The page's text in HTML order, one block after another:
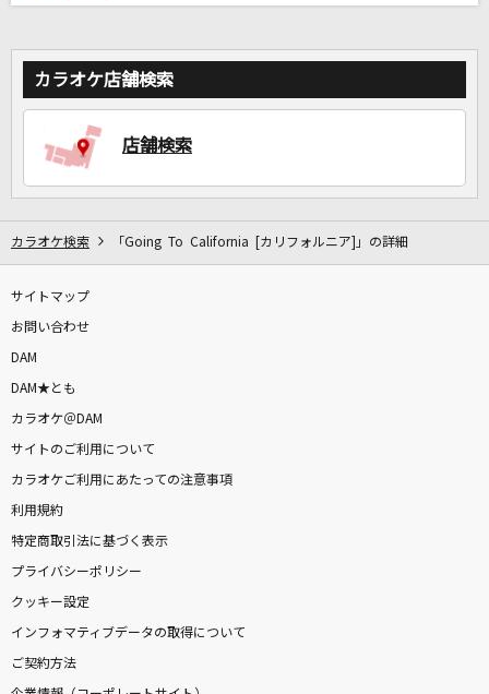
カラオケをもっと楽しもう！
カラオケ店舗検索
店舗検索
カラオケ検索 「Going To California [カリフォルニア]」の詳細
サイトマップ
お問い合わせ
DAM
DAM★とも
カラオケ＠DAM
サイトのご利用について
カラオケご利用にあたっての注意事項
利用規約
特定商取引法に基づく表示
プライバシーポリシー
クッキー設定
インフォマティブデータの取得について
ご契約方法